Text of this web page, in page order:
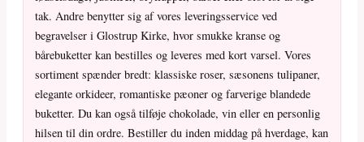
tak. Andre benytter sig af vores leveringsservice ved
begravelser i Glostrup Kirke, hvor smukke kranse og
bårebuketter kan bestilles og leveres med kort varsel. Vores
sortiment spænder bredt: klassiske roser, sæsonens tulipaner,
elegante orkideer, romantiske pæoner og farverige blandede
buketter. Du kan også tilføje chokolade, vin eller en personlig
hilsen til din ordre. Bestiller du inden middag på hverdage, kan